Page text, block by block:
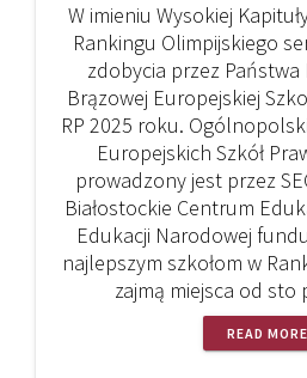
W imieniu Wysokiej
Rankingu Olimpijskiego
zdobycia przez Państwa
Brązowej Europejskiej
RP 2025 roku.
Europejskich Szkół
prowadzony jest przez
Białostockie Centrum
Edukacji Narodowej
najlepszym szkołom w
zajmą miejsca od
READ MORE